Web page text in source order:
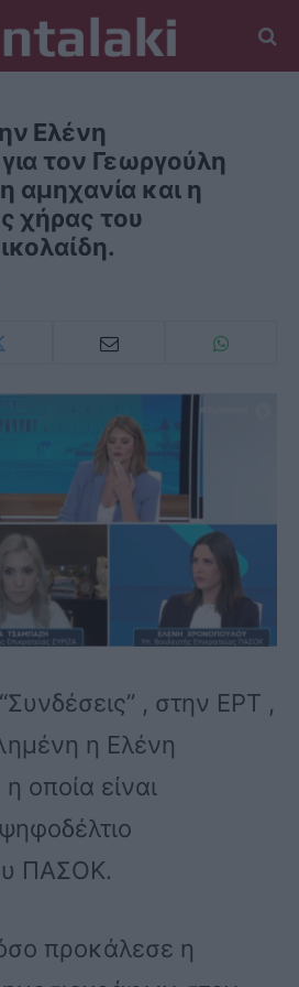
Ελένη
τον Γεωργούλη
αμηχανία και η
χήρας του
, στην ΕΡΤ ,
η Ελένη
οποία είναι
ΠΑΣΟΚ.
προκάλεσε η